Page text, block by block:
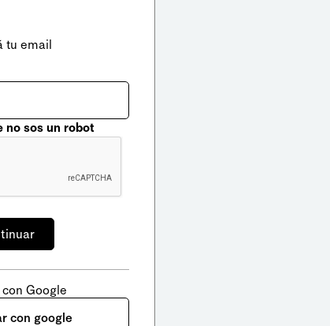
tu email
no sos un robot
Google
con google